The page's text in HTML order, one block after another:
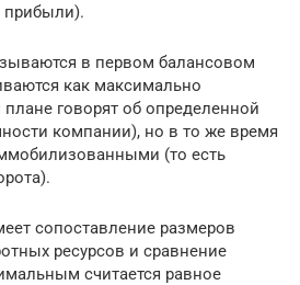
прибыли).
в первом балансовом
как максимально
говорят об определенной
компании), но в то же время
(то есть
сопоставление размеров
ресурсов и сравнение
считается равное